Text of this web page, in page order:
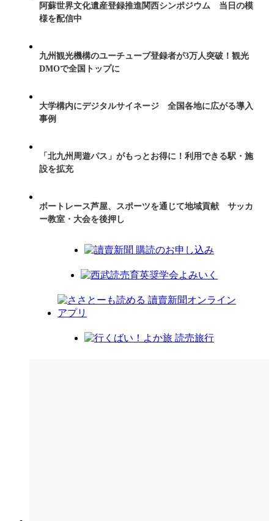
阿蘇世界文化遺産登録推進関西シンポジウム 当日の模
様を配信中
九州観光機構のユーチューブ登録者が3万人突破！観光
DMOで全国トップに
大学構内にデジタルサイネージ 全国各地に広がる導入
事例
「北九州周遊パス」がもっとお得に！利用できる駅・施
設を拡充
ボートレース芦屋、スポーツを通じて地域貢献 サッカ
ー教室・大会を後押し